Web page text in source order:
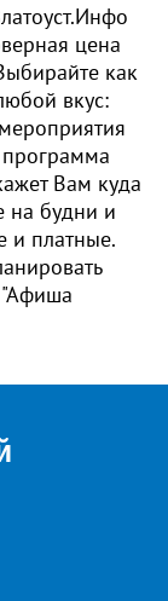
цена
как
вкус:
программа
Вам куда
на будни и
и платные.
"Афиша